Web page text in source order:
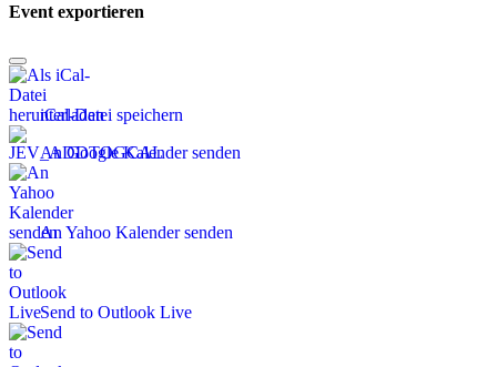
Event exportieren
iCal-Datei speichern
An Google Kalender senden
An Yahoo Kalender senden
Send to Outlook Live